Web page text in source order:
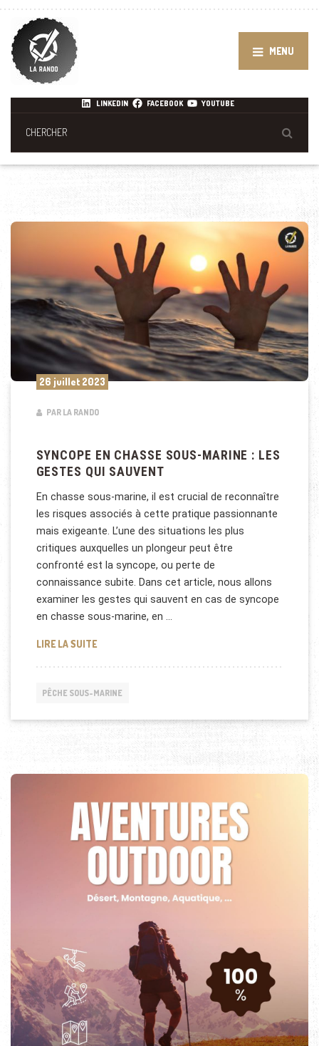
MENU
LINKEDIN FACEBOOK YOUTUBE
26 juillet 2023
PAR LA RANDO
SYNCOPE EN CHASSE SOUS-MARINE : LES
GESTES QUI SAUVENT
En chasse sous-marine, il est crucial de reconnaître
les risques associés à cette pratique passionnante
mais exigeante. L’une des situations les plus
critiques auxquelles un plongeur peut être
confronté est la syncope, ou perte de
connaissance subite. Dans cet article, nous allons
examiner les gestes qui sauvent en cas de syncope
en chasse sous-marine, en …
LIRE LA SUITESYNCOPE EN CHASSE SOUS-MARINE : LES GESTES
PÊCHE SOUS-MARINE